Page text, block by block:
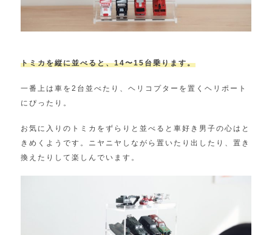
トミカを縦に並べると、14〜15台乗ります。
一番上は車を2台並べたり、ヘリコプターを置くヘリポート
にぴったり。
お気に入りのトミカをずらりと並べると車好き男子の心はと
きめくようです。ニヤニヤしながら置いたり出したり、置き
換えたりして楽しんでいます。